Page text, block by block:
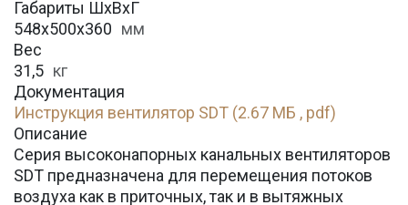
Габариты ШхВхГ
548x500x360 мм
Вес
31,5 кг
Документация
Инструкция вентилятор SDT (2.67 МБ , pdf)
Описание
Серия высоконапорных канальных вентиляторов
SDT предназначена для перемещения потоков
воздуха как в приточных, так и в вытяжных